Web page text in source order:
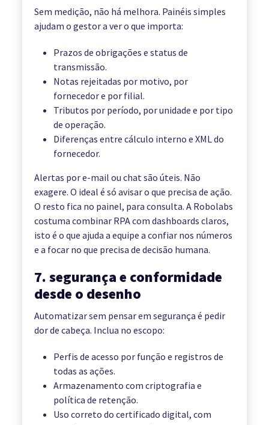
Sem medição, não há melhora. Painéis simples
ajudam o gestor a ver o que importa:
Prazos de obrigações e status de
transmissão.
Notas rejeitadas por motivo, por
fornecedor e por filial.
Tributos por período, por unidade e por tipo
de operação.
Diferenças entre cálculo interno e XML do
fornecedor.
Alertas por e-mail ou chat são úteis. Não
exagere. O ideal é só avisar o que precisa de ação.
O resto fica no painel, para consulta. A Robolabs
costuma combinar RPA com dashboards claros,
isto é o que ajuda a equipe a confiar nos números
e a focar no que precisa de decisão humana.
7. segurança e conformidade
desde o desenho
Automatizar sem pensar em segurança é pedir
dor de cabeça. Inclua no escopo:
Perfis de acesso por função e registros de
todas as ações.
Armazenamento com criptografia e
política de retenção.
Uso correto do certificado digital, com